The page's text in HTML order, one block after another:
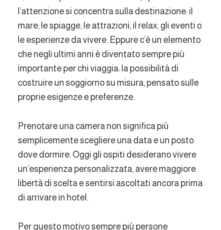
l’attenzione si concentra sulla destinazione: il
mare, le spiagge, le attrazioni, il relax, gli eventi o
le esperienze da vivere. Eppure c’è un elemento
che negli ultimi anni è diventato sempre più
importante per chi viaggia: la possibilità di
costruire un soggiorno su misura, pensato sulle
proprie esigenze e preferenze.
Prenotare una camera non significa più
semplicemente scegliere una data e un posto
dove dormire. Oggi gli ospiti desiderano vivere
un’esperienza personalizzata, avere maggiore
libertà di scelta e sentirsi ascoltati ancora prima
di arrivare in hotel.
Per questo motivo sempre più persone